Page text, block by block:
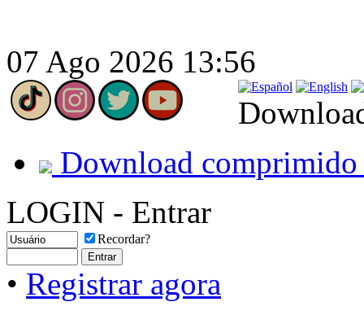
07 Ago 2026 13:56
Download
LOGIN - Entrar
Recordar?
• Registrar agora